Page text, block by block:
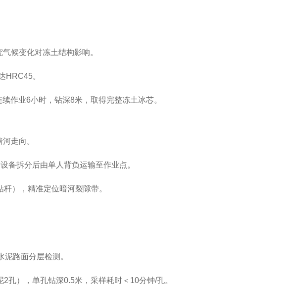
候变化对冻土结构影响‌。
HRC45‌。
作业6小时，钻深8米，取得完整冻土冰芯‌。
走向‌。
备拆分后由单人背负运输至作业点‌。
），精准定位暗河裂隙带‌。
泥路面分层检测‌。
2孔），单孔钻深0.5米，采样耗时＜10分钟/孔‌。